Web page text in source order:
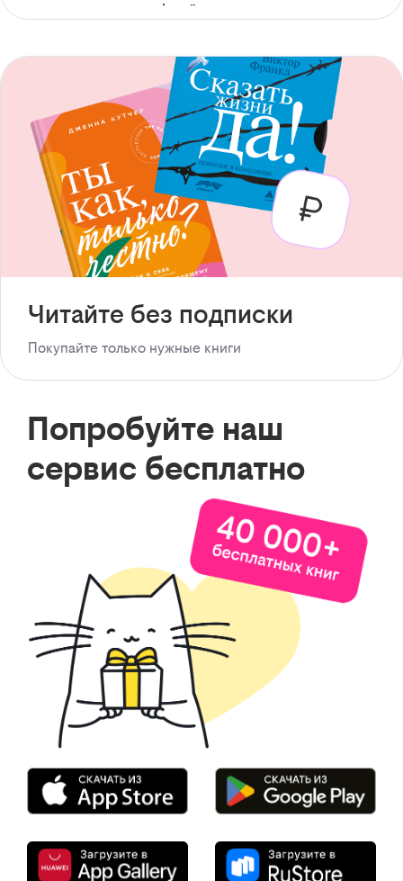
с доступом офлайн
Читайте без подписки
Покупайте только нужные книги
Попробуйте наш
сервис бесплатно